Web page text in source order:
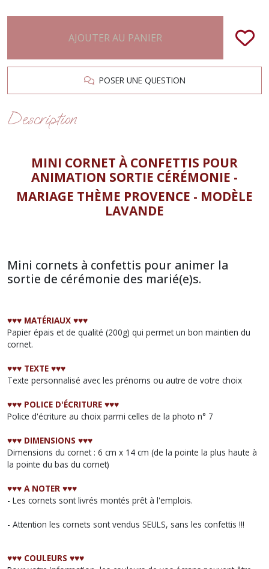
AJOUTER AU PANIER
POSER UNE QUESTION
Description
MINI CORNET À CONFETTIS POUR
ANIMATION SORTIE CÉRÉMONIE -
MARIAGE THÈME PROVENCE - MODÈLE
LAVANDE
Mini cornets à confettis pour animer la
sortie de cérémonie des marié(e)s.
♥︎♥︎♥︎ MATÉRIAUX ♥︎♥︎♥︎
Papier épais et de qualité (200g) qui permet un bon maintien du
cornet.
♥︎♥︎♥︎ TEXTE ♥︎♥︎♥︎
Texte personnalisé avec les prénoms ou autre de votre choix
♥︎♥︎♥︎ POLICE D'ÉCRITURE ♥︎♥︎♥︎
Police d'écriture au choix parmi celles de la photo n° 7
♥︎♥︎♥︎ DIMENSIONS ♥︎♥︎♥︎
Dimensions du cornet : 6 cm x 14 cm (de la pointe la plus haute à
la pointe du bas du cornet)
♥︎♥︎♥︎ A NOTER ♥︎♥︎♥︎
- Les cornets sont livrés montés prêt à l'emplois.
- Attention les cornets sont vendus SEULS, sans les confettis !!!
♥︎♥︎♥︎ COULEURS ♥︎♥︎♥︎